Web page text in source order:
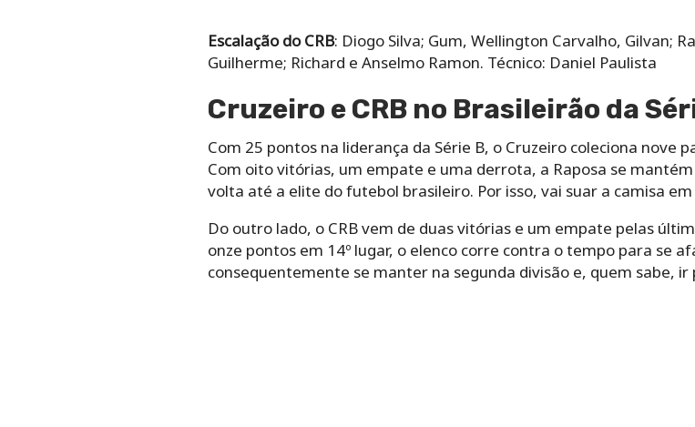
Escalação do CRB: Diogo Silva; Gum, Wellington Carvalho, Gilvan;
Guilherme; Richard e Anselmo Ramon. Técnico: Daniel Paulista
Cruzeiro e CRB no Brasileirão da
Com 25 pontos na liderança da Série B, o Cruzeiro coleciona nove
Com oito vitórias, um empate e uma derrota, a Raposa se
volta até a elite do futebol brasileiro. Por isso, vai suar a camisa
Do outro lado, o CRB vem de duas vitórias e um empate pelas
onze pontos em 14º lugar, o elenco corre contra o tempo para se
consequentemente se manter na segunda divisão e, quem sabe, ir